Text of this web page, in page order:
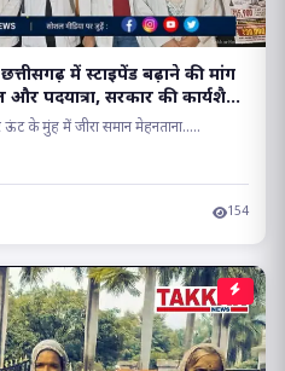
में स्टाइपेंड बढ़ाने की मांग
पदयात्रा, सरकार की कार्यशैली
के मुंह में जीरा समान मेहनताना.....
154